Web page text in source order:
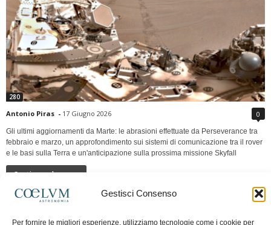
Gestisci Consenso
Per fornire le migliori esperienze, utilizziamo tecnologie come i cookie per
280
Antonio Piras - 17 Giugno 2026 0
Gli ultimi aggiornamenti da Marte: le abrasioni effettuate da Perseverance tra
febbraio e marzo, un approfondimento sui sistemi di comunicazione tra il rover
e le basi sulla Terra e un'anticipazione sulla prossima missione Skyfall
Continua a leggere